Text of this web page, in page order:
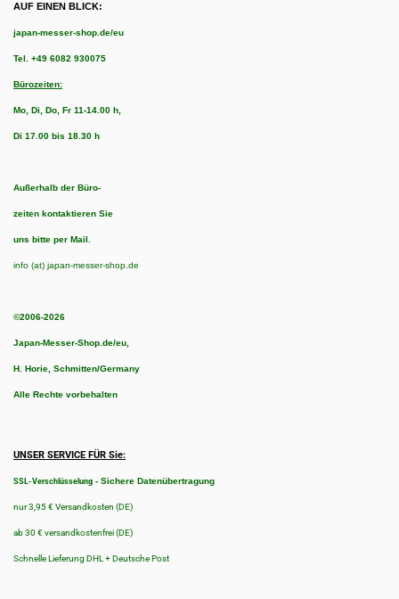
AUF EINEN BLICK:
japan-messer-shop.de/eu
Tel. +49 6082 930075
Bürozeiten:
Mo, Di, Do, Fr 11-14.00 h,
Di 17.00 bis 18.30 h
Außerhalb der Büro-
zeiten kontaktieren Sie
uns bitte per Mail.
info (at) japan-messer-shop.de
©2006-2026
Japan-Messer-Shop.de/eu,
H. Horie, Schmitten/Germany
Alle Rechte vorbehalten
UNSER SERVICE FÜR Sie:
SSL-Verschlüsselung - Sichere Datenübertragung
nur 3,95 € Versandkosten (DE)
ab 30 € versandkostenfrei (DE)
Schnelle Lieferung DHL + Deutsche Post